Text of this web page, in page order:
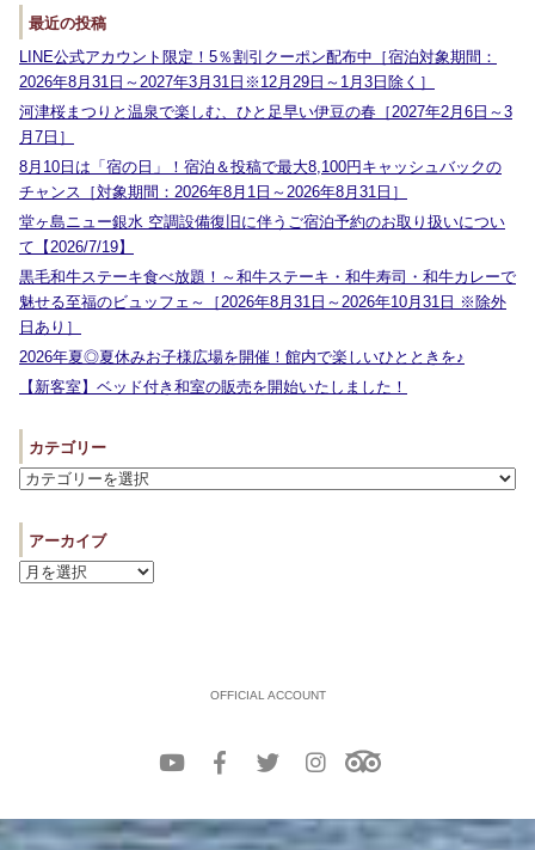
最近の投稿
LINE公式アカウント限定！5％割引クーポン配布中［宿泊対象期間：
2026年8月31日～2027年3月31日※12月29日～1月3日除く］
河津桜まつりと温泉で楽しむ、ひと足早い伊豆の春［2027年2月6日～3
月7日］
8月10日は「宿の日」！宿泊＆投稿で最大8,100円キャッシュバックの
チャンス［対象期間：2026年8月1日～2026年8月31日］
堂ヶ島ニュー銀水 空調設備復旧に伴うご宿泊予約のお取り扱いについ
て【2026/7/19】
黒毛和牛ステーキ食べ放題！～和牛ステーキ・和牛寿司・和牛カレーで
魅せる至福のビュッフェ～［2026年8月31日～2026年10月31日 ※除外
日あり］
2026年夏◎夏休みお子様広場を開催！館内で楽しいひとときを♪
【新客室】ベッド付き和室の販売を開始いたしました！
カテゴリー
アーカイブ
OFFICIAL ACCOUNT